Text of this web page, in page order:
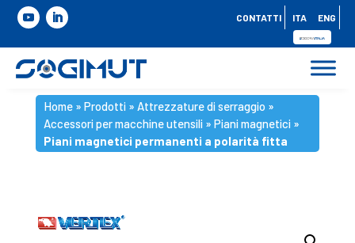
CONTATTI ITA ENG
Home» Prodotti» Attrezzature di serraggio »
Accessori per macchine utensili» Piani magnetici»
Piani magnetici permanenti a polarità fitta